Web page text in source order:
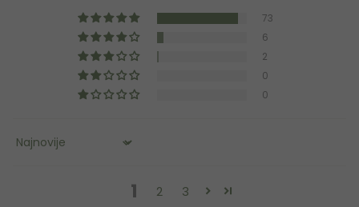
73
6
2
0
0
Sort by
1 2 3